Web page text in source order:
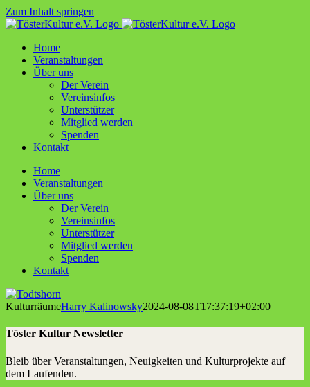
Zum Inhalt springen
Home
Ver­an­stal­tun­gen
Über uns
Der Ver­ein
Ver­ein­sin­fos
Unter­stüt­zer
Mit­glied werden
Spen­den
Kon­takt
Home
Ver­an­stal­tun­gen
Über uns
Der Ver­ein
Ver­ein­sin­fos
Unter­stüt­zer
Mit­glied werden
Spen­den
Kon­takt
Kul­tur­räu­meHarry Kalinowsky2024-08-08T17:37:19+02:00
Töster Kultur Newsletter
Bleib über Veranstaltungen, Neuigkeiten und Kulturprojekte auf
dem Laufenden.